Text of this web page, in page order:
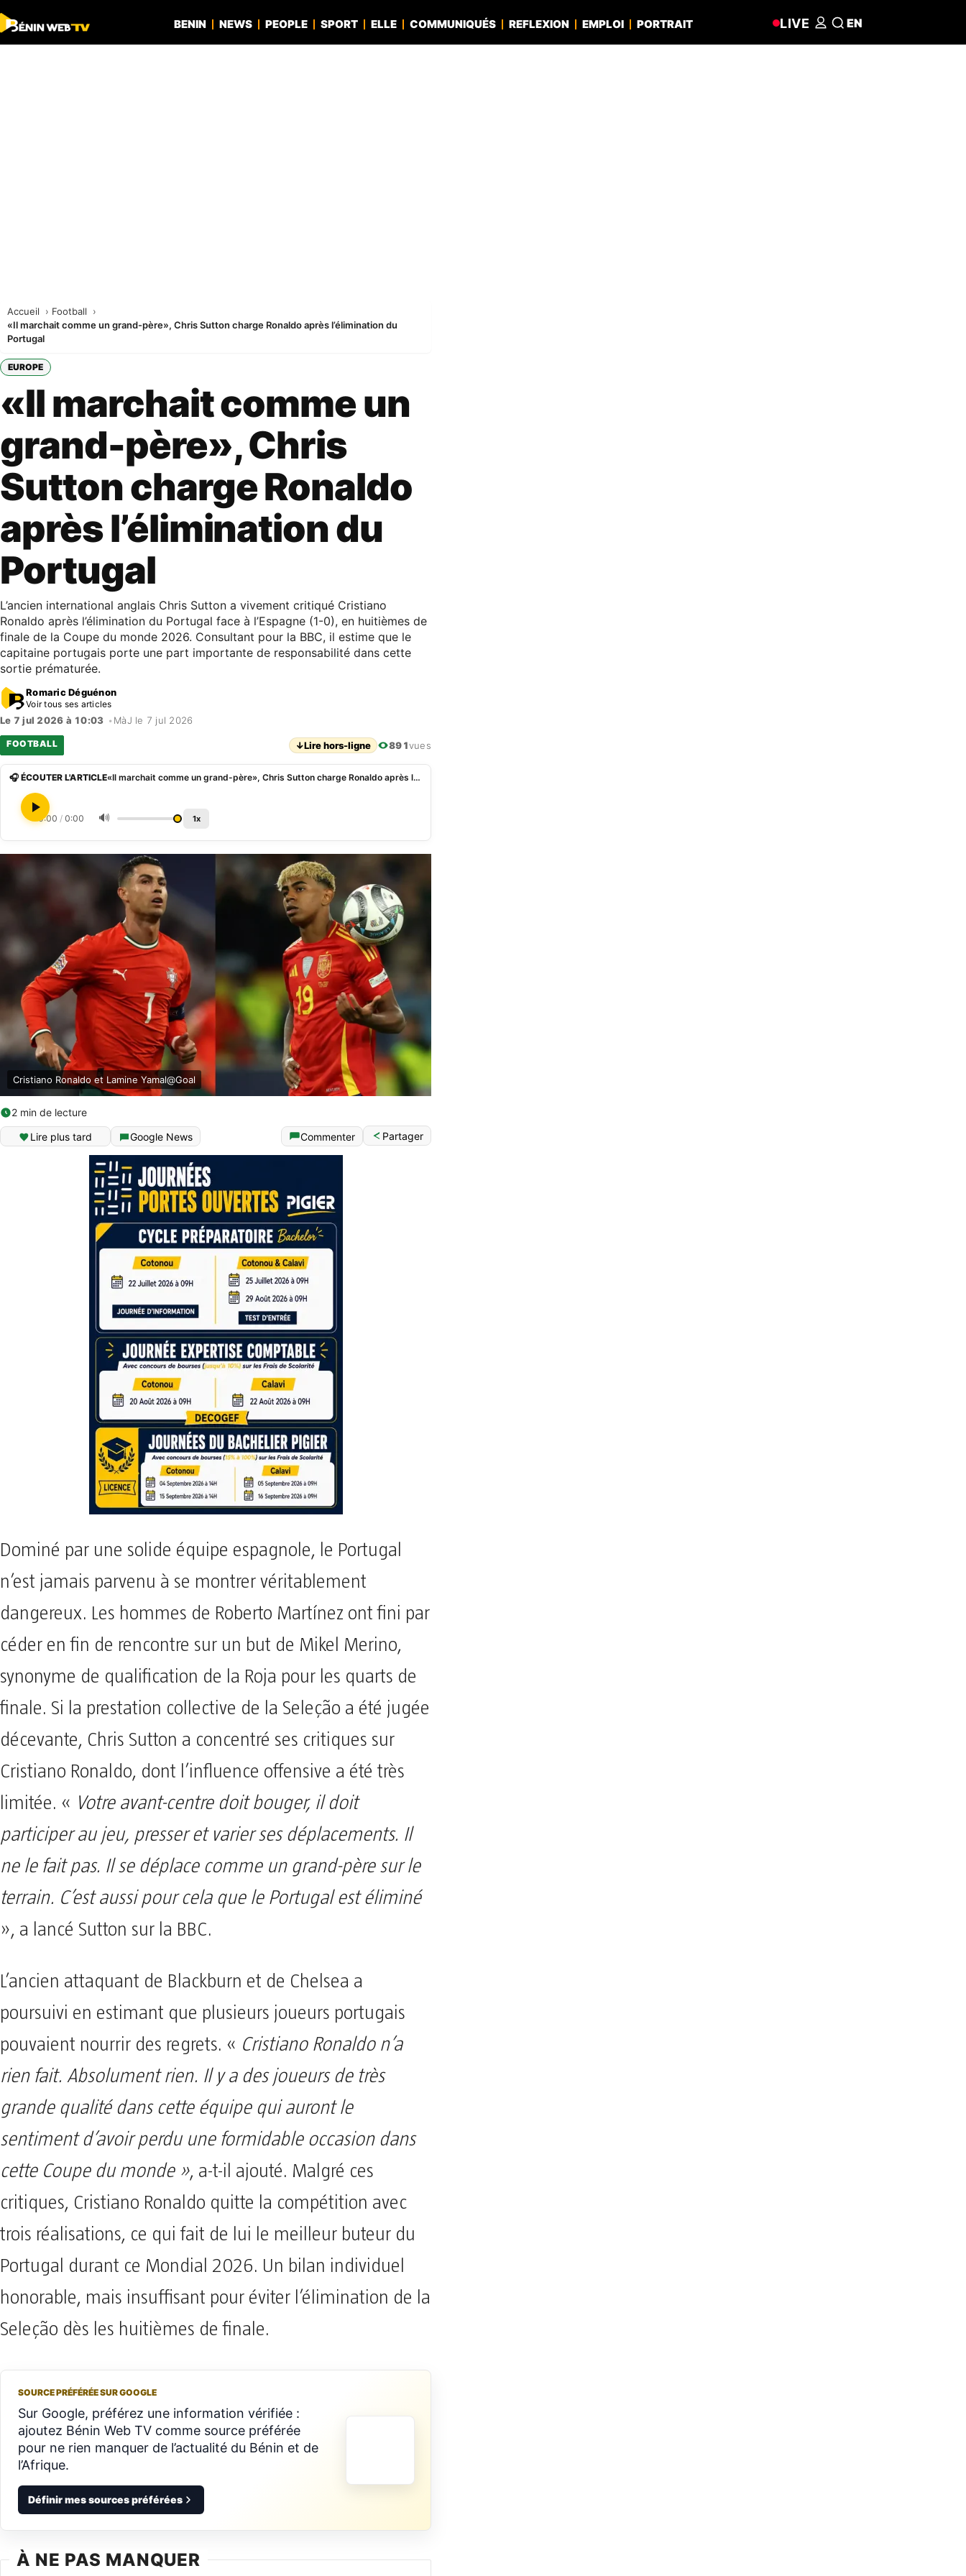
BENIN NEWS PEOPLE SPORT ELLE COMMUNIQUÉS REFLEXION EMPLOI PORTRAIT LIVE EN
Accueil
Football
«Il marchait comme un grand-père», Chris Sutton charge Ronaldo après l’élimination du
Portugal
EUROPE
«Il marchait comme un
grand-père», Chris
Sutton charge Ronaldo
après l’élimination du
Portugal
L’ancien international anglais Chris Sutton a vivement critiqué Cristiano
Ronaldo après l’élimination du Portugal face à l’Espagne (1-0), en huitièmes de
finale de la Coupe du monde 2026. Consultant pour la BBC, il estime que le
capitaine portugais porte une part importante de responsabilité dans cette
sortie prématurée.
Romaric Déguénon
Voir tous ses articles
Le 7 jul 2026 à 10:03 • MàJ le 7 jul 2026
FOOTBALL ↓Lire hors-ligne 891vues
🎧 ÉCOUTER L'ARTICLE «Il marchait comme un grand-père», Chris Sutton charge Ronaldo après l’élimination du Portugal
0:00 / 0:00 🔊 1x
Cristiano Ronaldo et Lamine Yamal@Goal
2 min de lecture
Lire plus tard
Google News Commenter Partager
Dominé par une solide équipe espagnole, le Portugal
n’est jamais parvenu à se montrer véritablement
dangereux. Les hommes de Roberto Martínez ont fini par
céder en fin de rencontre sur un but de Mikel Merino,
synonyme de qualification de la Roja pour les quarts de
finale. Si la prestation collective de la Seleção a été jugée
décevante, Chris Sutton a concentré ses critiques sur
Cristiano Ronaldo, dont l’influence offensive a été très
limitée. « Votre avant-centre doit bouger, il doit
participer au jeu, presser et varier ses déplacements. Il
ne le fait pas. Il se déplace comme un grand-père sur le
terrain. C’est aussi pour cela que le Portugal est éliminé
», a lancé Sutton sur la BBC.
L’ancien attaquant de Blackburn et de Chelsea a
poursuivi en estimant que plusieurs joueurs portugais
pouvaient nourrir des regrets. « Cristiano Ronaldo n’a
rien fait. Absolument rien. Il y a des joueurs de très
grande qualité dans cette équipe qui auront le
sentiment d’avoir perdu une formidable occasion dans
cette Coupe du monde », a-t-il ajouté. Malgré ces
critiques, Cristiano Ronaldo quitte la compétition avec
trois réalisations, ce qui fait de lui le meilleur buteur du
Portugal durant ce Mondial 2026. Un bilan individuel
honorable, mais insuffisant pour éviter l’élimination de la
Seleção dès les huitièmes de finale.
SOURCE PRÉFÉRÉE SUR GOOGLE
Sur Google, préférez une information vérifiée :
ajoutez Bénin Web TV comme source préférée
pour ne rien manquer de l’actualité du Bénin et de
l’Afrique.
Définir mes sources préférées
À NE PAS MANQUER